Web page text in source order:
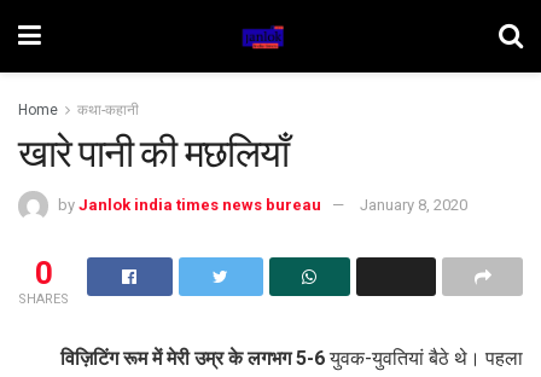
Home कथा-कहानी
खारे पानी की मछलियाँ
by Janlok india times news bureau January 8, 2020
0
SHARES
विज़िटिंग रूम में मेरी उम्र के लगभग 5-6युवक-युवतियां बैठे थे। पहला